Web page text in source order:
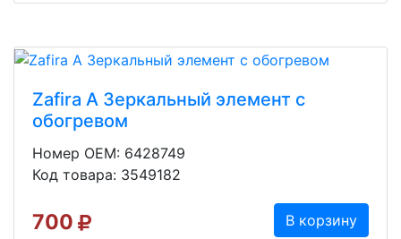
Zafira A Зеркальный элемент с
обогревом
Номер OEM: 6428749
Код товара: 3549182
700 В корзину